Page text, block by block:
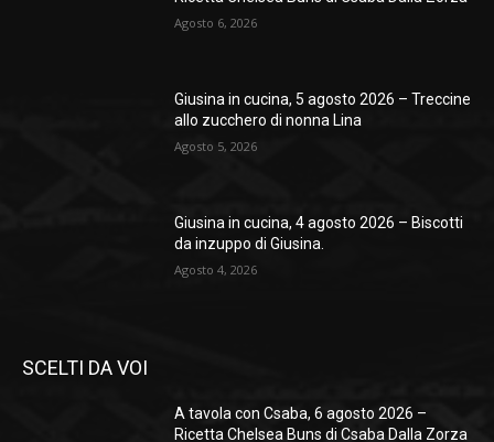
Agosto 6, 2026
Giusina in cucina, 5 agosto 2026 – Treccine
allo zucchero di nonna Lina
Agosto 5, 2026
Giusina in cucina, 4 agosto 2026 – Biscotti
da inzuppo di Giusina.
Agosto 4, 2026
SCELTI DA VOI
A tavola con Csaba, 6 agosto 2026 –
Ricetta Chelsea Buns di Csaba Dalla Zorza